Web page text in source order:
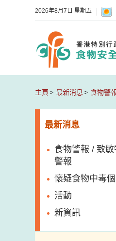
2026年8月7日 星期五
主頁 最新消息 食物警
最新消息
食物警報 / 致敏
警報
懷疑食物中毒
活動
新資訊